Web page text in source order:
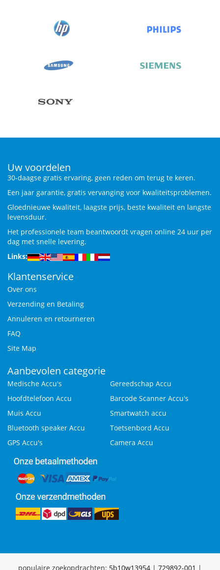
Uw voordelen
30-daagse gratis ervaring, geen reden om terug te keren.
Een jaar garantie, gratis vervanging voor kwaliteitsproblemen.
Gloednieuwe kwaliteit, laagste prijs, beste kwaliteit en langste
levensduur.
Het professionele team beantwoordt vragen online 24 uur per
dag met snelle levering.
Links:
Klantenservice
Over ons
Verzending en Betaling
Annuleren en retourneren
FAQ
Site Map
Aanbevolen categorie
Medische Accu's
Gereedschap Accu
Hoofdtelefoon Accu
Barcode Scanner Accu's
Muis Accu
Smartwatch accu
Bluetooth speaker Accu
Toetsenbord Accu
GPS Accu's
Camera Accu
populaire zoekopdrachten: 5b10w13954 | 729892-001 |